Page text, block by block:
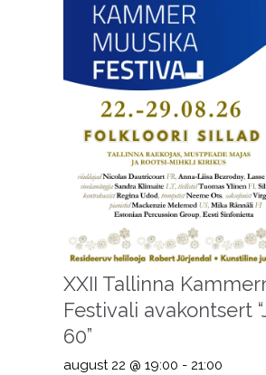
XXII Tallinna
Festivali avakontsert
60”
august 22 @ 19:00 - 21:00